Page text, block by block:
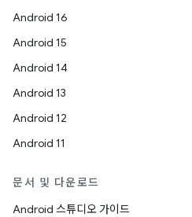
Android 16
Android 15
Android 14
Android 13
Android 12
Android 11
문서 및 다운로드
Android 스튜디오 가이드